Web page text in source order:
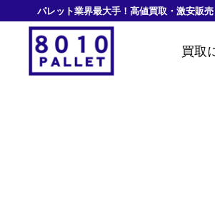
パレット業界最大手！高値買取・激安販売
買取